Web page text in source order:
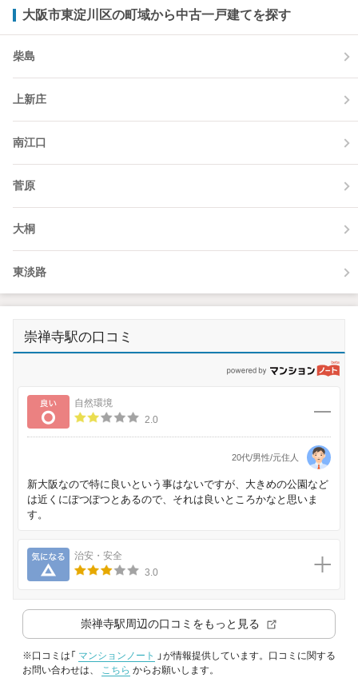
大阪市東淀川区の町域から中古一戸建てを探す
柴島
上新庄
南江口
菅原
大桐
東淡路
崇禅寺駅の口コミ
良い
自然環境
2.0
20代/男性/元住人
新大阪なので特に良いという事はないですが、大きめの公園など
は近くにぽつぽつとあるので、それは良いところかなと思いま
す。
気になる
治安・安全
3.0
崇禅寺駅周辺の口コミをもっと見る
※口コミは「 マンションノート
」が情報提供しています。口コミに関する
お問い合わせは、 こちら からお願いします。